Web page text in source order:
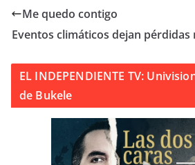
Me quedo contigo
Eventos climáticos dejan pérdidas
EL INDEPENDIENTE TV:
de Bukele